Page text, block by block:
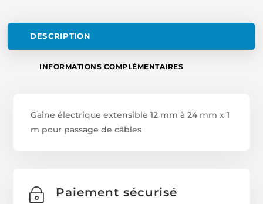
DESCRIPTION
INFORMATIONS COMPLÉMENTAIRES
Gaine électrique extensible 12 mm à 24 mm x 1
m pour passage de câbles
~ Paiement sécurisé